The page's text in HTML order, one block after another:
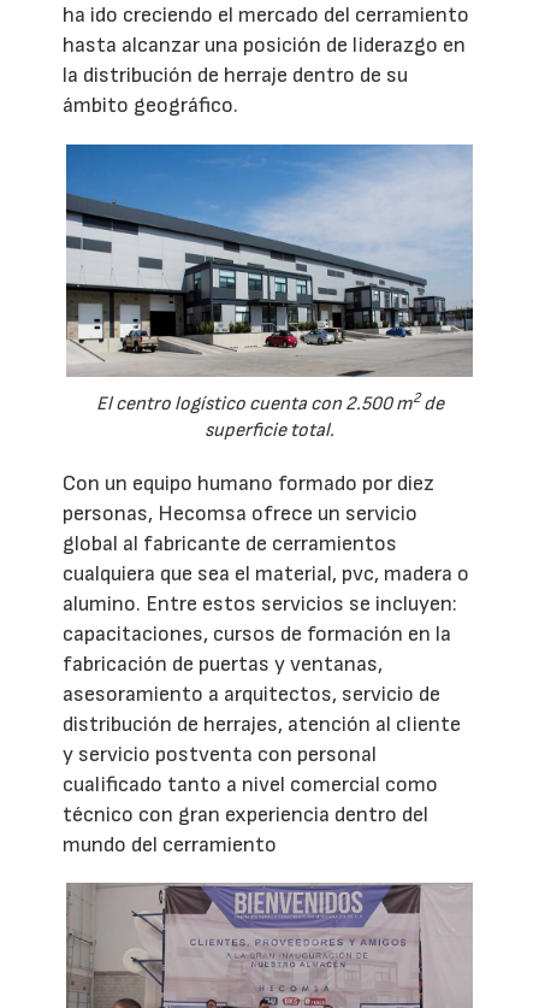
ha ido creciendo el mercado del cerramiento
hasta alcanzar una posición de liderazgo en
la distribución de herraje dentro de su
ámbito geográfico.
El centro logístico cuenta con 2.500 m2de
superficie total.
Con un equipo humano formado por diez
personas, Hecomsa ofrece un servicio
global al fabricante de cerramientos
cualquiera que sea el material, pvc, madera o
alumino. Entre estos servicios se incluyen:
capacitaciones, cursos de formación en la
fabricación de puertas y ventanas,
asesoramiento a arquitectos, servicio de
distribución de herrajes, atención al cliente
y servicio postventa con personal
cualificado tanto a nivel comercial como
técnico con gran experiencia dentro del
mundo del cerramiento